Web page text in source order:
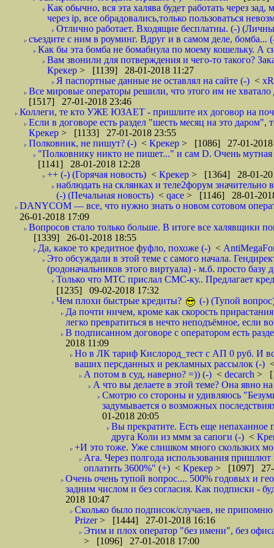
Как обычно, вся эта халява будет работать через
через ip, все обрадовались,только пользоваться
Отлично работает. Входящие бесплатны. (-)
съездите с ним в роуминг. Вдруг и в самом деле, бомба...
Как бы эта бомба не бомабнула по моему кошельку. А
Вам звонили для потверждения и чего-то такого?
Крекер > [1139] 28-01-2018 11:27
Я паспортные данные не оставлял на сайте (-) <
Все мировые операторы решили, что этого им не
[1517] 27-01-2018 23:46
Коллеги, те кто УЖЕ ЮЗАЕТ - пришлите их договор на
Если в договоре есть раздел "шесть месяц на это даром",
Крекер > [1133] 27-01-2018 23:55
Полковник, не пишут? (-) < Крекер > [1086] 27-01-2018
"Полковнику никто не пишет..." и сам D. Очень
[1141] 28-01-2018 12:28
++ (-) (Горячая новость) < Крекер > [1364] 28-01-
наблюдать на склянках и теле2форум
(-) (Печальная новость) < qace > [1146] 28-01-
DANYCOM — все, что нужно знать о новом сотовом
26-01-2018 17:09
Вопросов стало только больше. В итоге все халявщики
[1339] 26-01-2018 18:55
Да, какое то кредитное фуфло, похоже (-) <
Это обсуждали в этой теме с самого начала.
(родоначальников этого виртуала) - м.б. просто
Только что МТС прислал СМС-ку.. Предлагает
[1235] 09-02-2018 17:32
Чем плохи быстрые кредиты?
(-) (Тупой
Да почти ничем, кроме как скорость
легко превратиться в нечто неподъёмное, если
В подписанном договоре с оператором есть
2018 11:09
Но в ЛК тариф Кислород_тест с АП 0 руб. И
ваших персданных и рекламных рассылок (-)
А потом в суд, наверно? =)) (-) < decarch >
А что вы делаете в этой теме? Она явно
Смотрю со стороны и удивляюсь
задумывается о возможных
01-2018 20:05
Вы прекратите. Есть еще непаханное
друга Коли из ммм за сапоги (-) <
+И это тоже. Уже слишком много скользких
Ага. Через полгода использования
оплатить 3600%" (+) < Крекер > [1097] 27-
Очень очень тупой вопрос.... 500% годовых и
задним числом и без согласия. Как подписки -
2018 10:47
Сколько было подписок/случаев, не
Prizer> [1444] 27-01-2018 16:16
Этим и плох оператор "без имени", без
> [1096] 27-01-2018 17:00